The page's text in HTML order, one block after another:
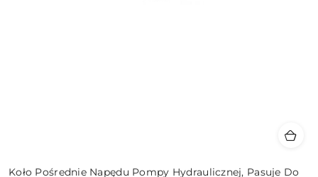
Koło Pośrednie Napędu Pompy Hydraulicznej, Pasuje Do